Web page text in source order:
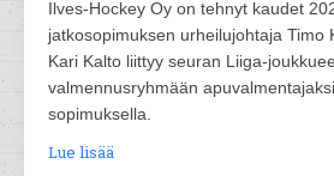
Ilves-Hockey Oy on tehnyt kaudet
jatkosopimuksen urheilujohtaja Timo
Kari Kalto liittyy seuran Liiga-
valmennusryhmään
sopimuksella.
Lue lisää